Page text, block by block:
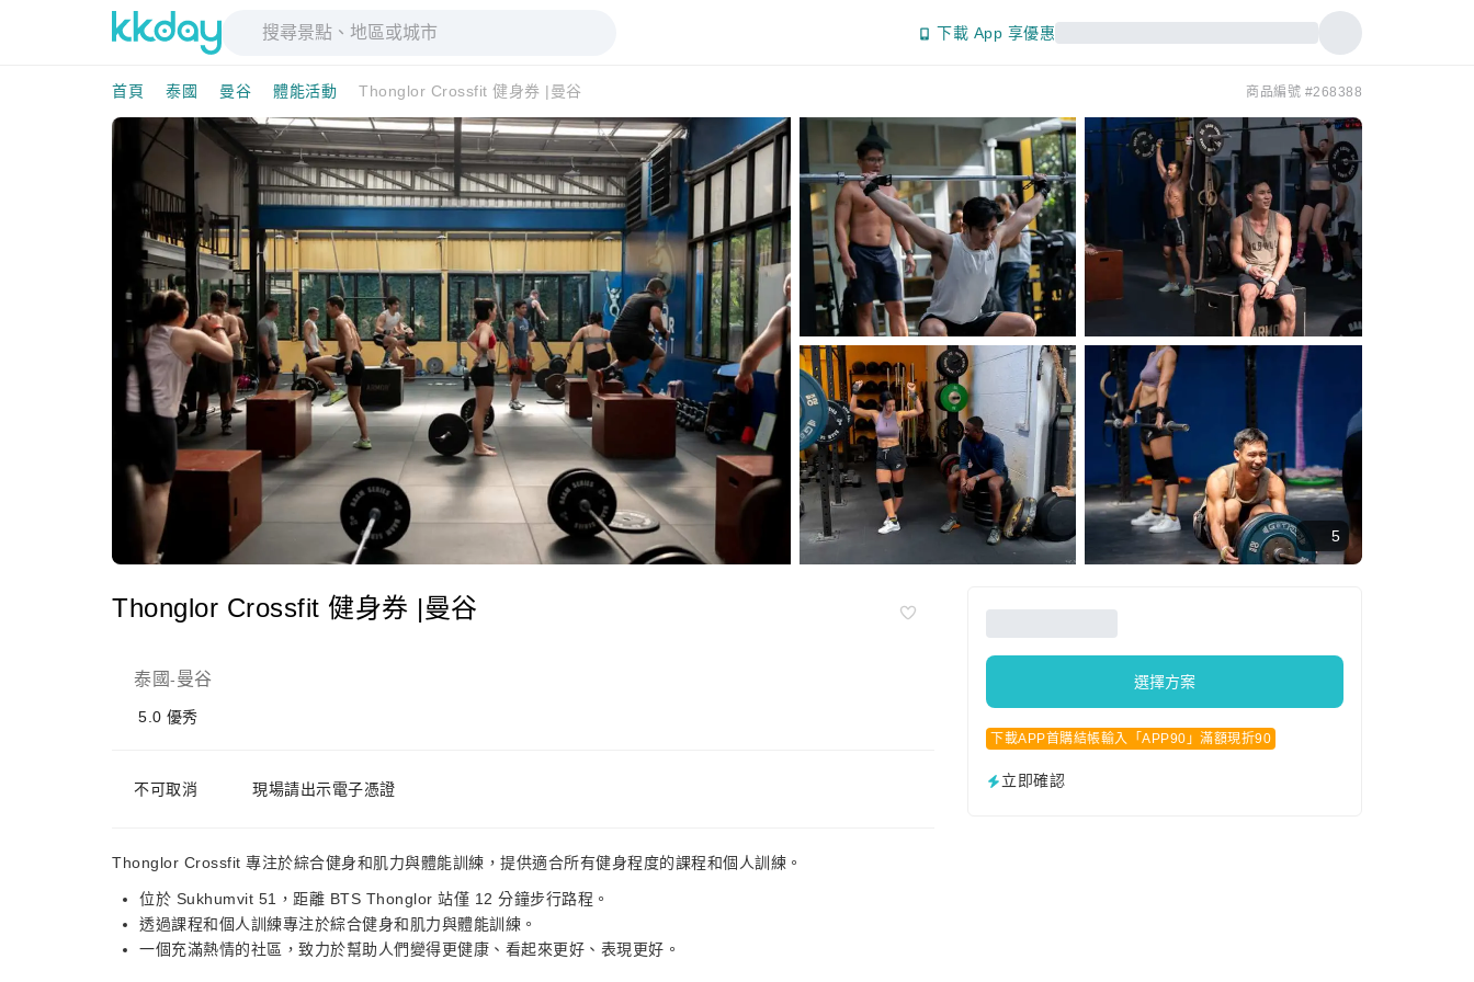
下載 App 享優惠
首頁 泰國 曼谷 體能活動 Thonglor Crossfit 健身券 |曼谷 商品編號 #268388
5
Thonglor Crossfit 健身券 |曼谷
泰國-曼谷
5.0 優秀
不可取消 現場請出示電子憑證
Thonglor Crossfit 專注於綜合健身和肌力與體能訓練，提供適合所有健身程度的課程和個人訓練。
位於 Sukhumvit 51，距離 BTS Thonglor 站僅 12 分鐘步行路程。
透過課程和個人訓練專注於綜合健身和肌力與體能訓練。
一個充滿熱情的社區，致力於幫助人們變得更健康、看起來更好、表現更好。
選擇方案
下載APP首購結帳輸入「APP90」滿額現折90
立即確認